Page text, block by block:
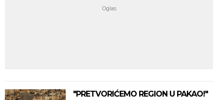
"PRETVORIĆEMO REGION U PAKAO!"